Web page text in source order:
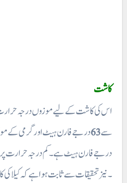
کاشت
اس کی کاشت کے لیے موزوں درجہ
سے63درجے فارن ہیٹ اور گرمی کے
درجے فارن ہیٹ ہے ۔ کم درجہ حرارت پر
۔ نیز تحقیقات سے ثابت ہوا ہے کہ